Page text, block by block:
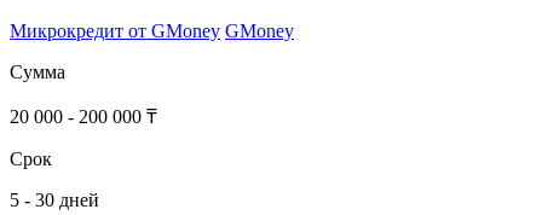
Микрокредит от GMoney GMoney
Сумма
20 000 - 200 000 ₸
Срок
5 - 30 дней